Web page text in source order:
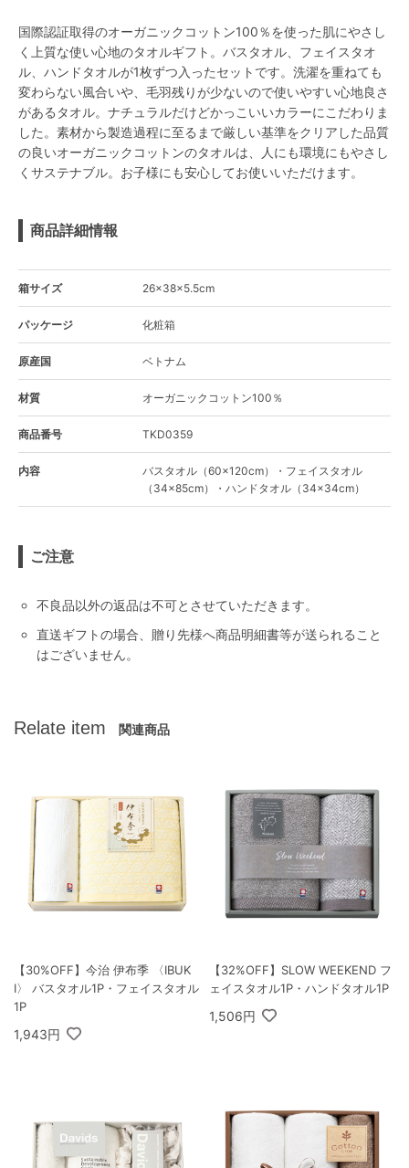
国際認証取得のオーガニックコットン100％を使った肌にやさし
く上質な使い心地のタオルギフト。バスタオル、フェイスタオ
ル、ハンドタオルが1枚ずつ入ったセットです。洗濯を重ねても
変わらない風合いや、毛羽残りが少ないので使いやすい心地良さ
があるタオル。ナチュラルだけどかっこいいカラーにこだわりま
した。素材から製造過程に至るまで厳しい基準をクリアした品質
の良いオーガニックコットンのタオルは、人にも環境にもやさし
くサステナブル。お子様にも安心してお使いいただけます。
商品詳細情報
箱サイズ 26×38×5.5cm
パッケージ 化粧箱
原産国 ベトナム
材質 オーガニックコットン100％
商品番号 TKD0359
内容
バスタオル（60×120cm）・フェイスタオル
（34×85cm）・ハンドタオル（34×34cm）
ご注意
不良品以外の返品は不可とさせていただきます。
直送ギフトの場合、贈り先様へ商品明細書等が送られること
はございません。
Relate item 関連商品
【30%OFF】今治 伊布季 〈IBUK
I〉 バスタオル1P・フェイスタオル
1P
1,943円
【32%OFF】SLOW WEEKEND フ
ェイスタオル1P・ハンドタオル1P
1,506円